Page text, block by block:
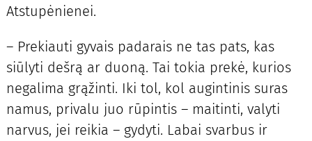
Atstupėnienei.
– Prekiauti gyvais padarais ne tas pats, kas
siūlyti dešrą ar duoną. Tai tokia prekė, kurios
negalima grąžinti. Iki tol, kol augintinis suras
namus, privalu juo rūpintis – maitinti, valyti
narvus, jei reikia – gydyti. Labai svarbus ir